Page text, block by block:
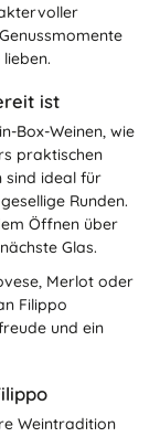
ist
Box-Weinen, wie
praktischen
sind ideal für
Runden.
Öffnen über
Glas.
Merlot oder
Filippo
und ein
Weintradition